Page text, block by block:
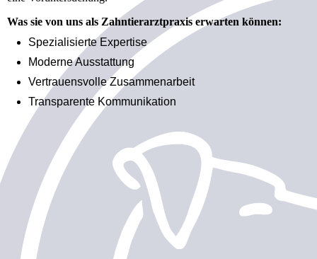
Was sie von uns als Zahntierarztpraxis erwarten können:
Spezialisierte Expertise
Moderne Ausstattung
Vertrauensvolle Zusammenarbeit
Transparente Kommunikation